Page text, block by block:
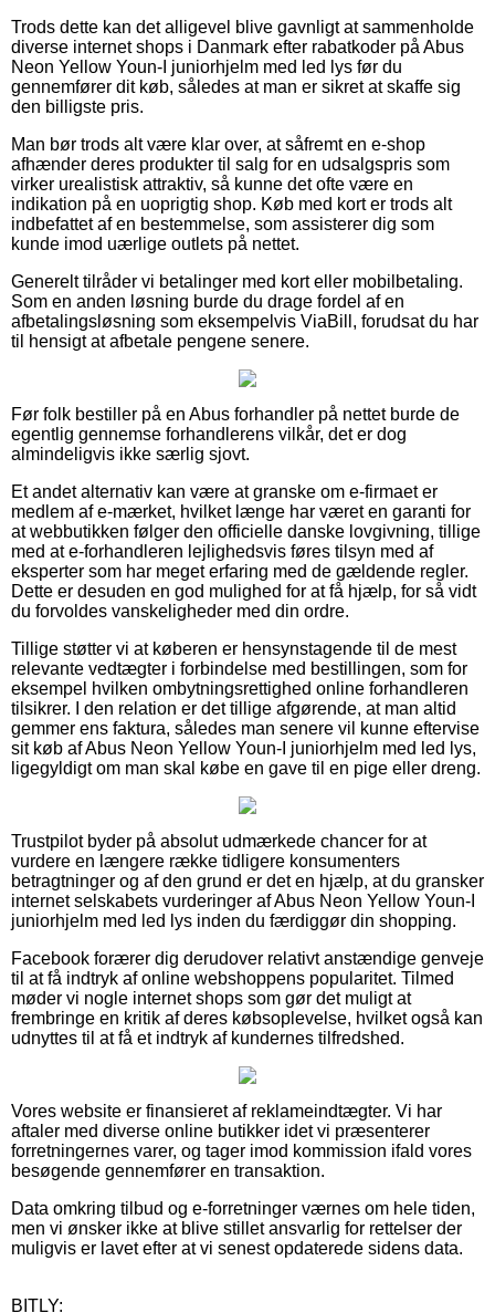
Trods dette kan det alligevel blive gavnligt at sammenholde
diverse internet shops i Danmark efter rabatkoder på Abus
Neon Yellow Youn-I juniorhjelm med led lys før du
gennemfører dit køb, således at man er sikret at skaffe sig
den billigste pris.
Man bør trods alt være klar over, at såfremt en e-shop
afhænder deres produkter til salg for en udsalgspris som
virker urealistisk attraktiv, så kunne det ofte være en
indikation på en uoprigtig shop. Køb med kort er trods alt
indbefattet af en bestemmelse, som assisterer dig som
kunde imod uærlige outlets på nettet.
Generelt tilråder vi betalinger med kort eller mobilbetaling.
Som en anden løsning burde du drage fordel af en
afbetalingsløsning som eksempelvis ViaBill, forudsat du har
til hensigt at afbetale pengene senere.
Før folk bestiller på en Abus forhandler på nettet burde de
egentlig gennemse forhandlerens vilkår, det er dog
almindeligvis ikke særlig sjovt.
Et andet alternativ kan være at granske om e-firmaet er
medlem af e-mærket, hvilket længe har været en garanti for
at webbutikken følger den officielle danske lovgivning, tillige
med at e-forhandleren lejlighedsvis føres tilsyn med af
eksperter som har meget erfaring med de gældende regler.
Dette er desuden en god mulighed for at få hjælp, for så vidt
du forvoldes vanskeligheder med din ordre.
Tillige støtter vi at køberen er hensynstagende til de mest
relevante vedtægter i forbindelse med bestillingen, som for
eksempel hvilken ombytningsrettighed online forhandleren
tilsikrer. I den relation er det tillige afgørende, at man altid
gemmer ens faktura, således man senere vil kunne eftervise
sit køb af Abus Neon Yellow Youn-I juniorhjelm med led lys,
ligegyldigt om man skal købe en gave til en pige eller dreng.
Trustpilot byder på absolut udmærkede chancer for at
vurdere en længere række tidligere konsumenters
betragtninger og af den grund er det en hjælp, at du gransker
internet selskabets vurderinger af Abus Neon Yellow Youn-I
juniorhjelm med led lys inden du færdiggør din shopping.
Facebook forærer dig derudover relativt anstændige genveje
til at få indtryk af online webshoppens popularitet. Tilmed
møder vi nogle internet shops som gør det muligt at
frembringe en kritik af deres købsoplevelse, hvilket også kan
udnyttes til at få et indtryk af kundernes tilfredshed.
Vores website er finansieret af reklameindtægter. Vi har
aftaler med diverse online butikker idet vi præsenterer
forretningernes varer, og tager imod kommission ifald vores
besøgende gennemfører en transaktion.
Data omkring tilbud og e-forretninger værnes om hele tiden,
men vi ønsker ikke at blive stillet ansvarlig for rettelser der
muligvis er lavet efter at vi senest opdaterede sidens data.
BITLY: